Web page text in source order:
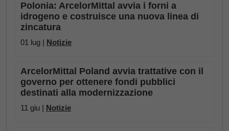
Polonia: ArcelorMittal avvia i forni a
idrogeno e costruisce una nuova linea di
zincatura
01 lug | Notizie
ArcelorMittal Poland avvia trattative con il
governo per ottenere fondi pubblici
destinati alla modernizzazione
11 giu | Notizie